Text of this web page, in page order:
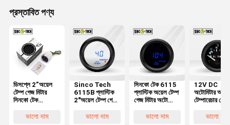
প্রস্তাবিত পণ্য
ডিসপ্লে 2”অয়েল
টেম্প গেজ মিটার
সিনকো টেক
অটো মোবাইল ব্ল্যাক
ভালো দাম
Sinco Tech
6115B প্লাস্টিক
2"অয়েল টেম্প গেজ
লেড ডিসপ্লে সাদা
ভালো দাম
সিনকো টেক 6115
প্লাস্টিক অয়েল টেম্প
গেজ মিটার অটো
ডিসপ্লেভালো দাম
12V DC
অটোমিটার অয়েল
টেম্পারেচার
ভালো দাম